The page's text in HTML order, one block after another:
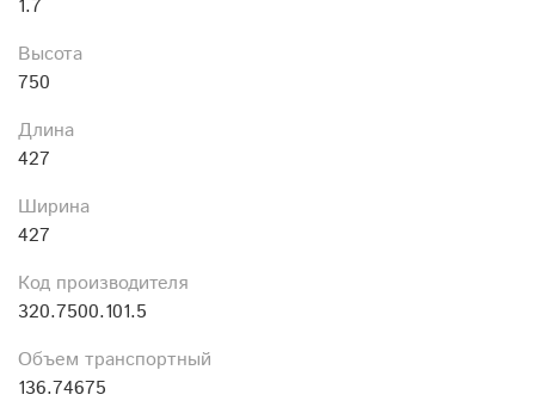
1.7
Высота
750
Длина
427
Ширина
427
Код производителя
320.7500.101.5
Объем транспортный
136.74675